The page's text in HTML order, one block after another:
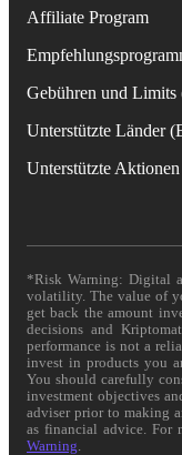
Affiliate Program
Gebühren und Limits
Unterstützte Länder
Unterstützte
*Risk Warning: Digital
volatility. The value of
get back the amount
decisions and
performance is not a
invest in products you
You should carefully
investment objectives
adviser prior to making
as financial advice. For
Warning